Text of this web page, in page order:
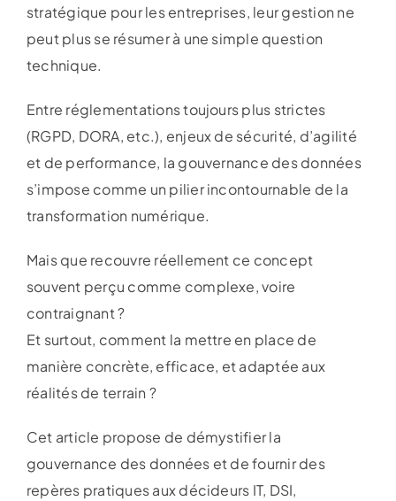
stratégique pour les entreprises, leur gestion ne
peut plus se résumer à une simple question
technique.
Entre réglementations toujours plus strictes
(RGPD, DORA, etc.), enjeux de sécurité, d’agilité
et de performance, la gouvernance des données
s’impose comme un pilier incontournable de la
transformation numérique.
Mais que recouvre réellement ce concept
souvent perçu comme complexe, voire
contraignant ?
Et surtout, comment la mettre en place de
manière concrète, efficace, et adaptée aux
réalités de terrain ?
Cet article propose de démystifier la
gouvernance des données et de fournir des
repères pratiques aux décideurs IT, DSI,